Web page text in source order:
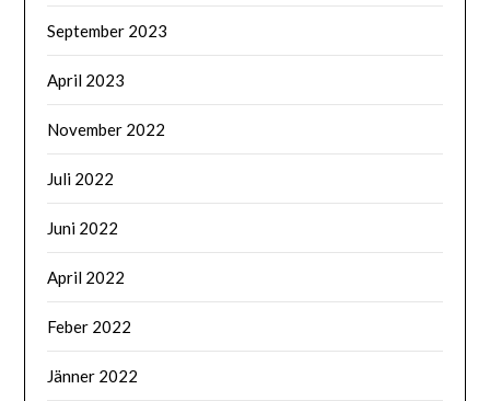
September 2023
April 2023
November 2022
Juli 2022
Juni 2022
April 2022
Feber 2022
Jänner 2022